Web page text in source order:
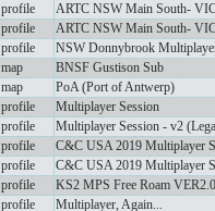
profile
ARTC NSW Main South-
profile
ARTC NSW Main South-
profile
NSW Donnybrook
map
BNSF Gustison Sub
map
PoA (Port of Antwerp)
profile
Multiplayer Session
profile
Multiplayer Session - v2
profile
C&C USA 2019 Multiplayer
profile
C&C USA 2019 Multiplayer
profile
KS2 MPS Free Roam VER2.0
profile Multiplayer, Again...